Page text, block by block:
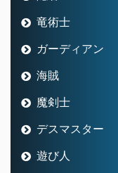
竜術士
ガーディアン
海賊
魔剣士
デスマスター
遊び人